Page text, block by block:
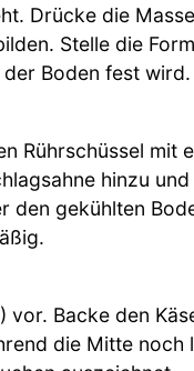
Drücke die
Stelle die
Boden fest wird.
Rührschüssel
hinzu
den gekühlten
vor. Backe den
die Mitte